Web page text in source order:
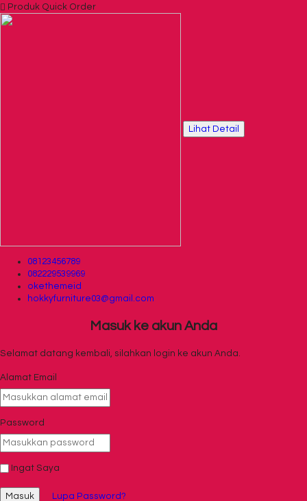
Produk Quick Order
Lihat Detail
08123456789
082229539969
okethemeid
hokkyfurniture03@gmail.com
Masuk ke akun Anda
Selamat datang kembali, silahkan login ke akun Anda.
Alamat Email
Password
Ingat Saya
Masuk Lupa Password?